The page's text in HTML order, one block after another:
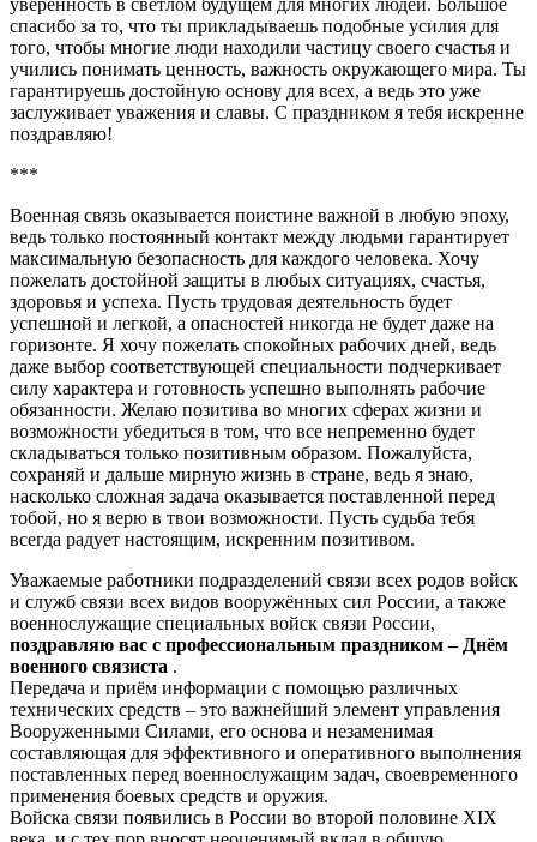
спасибо за то, что ты прикладываешь подобные усилия для
того, чтобы многие люди находили частицу своего счастья и
учились понимать ценность, важность окружающего мира. Ты
гарантируешь достойную основу для всех, а ведь это уже
заслуживает уважения и славы. С праздником я тебя искренне
поздравляю!
***
Военная связь оказывается поистине важной в любую эпоху,
ведь только постоянный контакт между людьми гарантирует
максимальную безопасность для каждого человека. Хочу
пожелать достойной защиты в любых ситуациях, счастья,
здоровья и успеха. Пусть трудовая деятельность будет
успешной и легкой, а опасностей никогда не будет даже на
горизонте. Я хочу пожелать спокойных рабочих дней, ведь
даже выбор соответствующей специальности подчеркивает
силу характера и готовность успешно выполнять рабочие
обязанности. Желаю позитива во многих сферах жизни и
возможности убедиться в том, что все непременно будет
складываться только позитивным образом. Пожалуйста,
сохраняй и дальше мирную жизнь в стране, ведь я знаю,
насколько сложная задача оказывается поставленной перед
тобой, но я верю в твои возможности. Пусть судьба тебя
всегда радует настоящим, искренним позитивом.
Уважаемые работники подразделений связи всех родов войск
и служб связи всех видов вооружённых сил России, а также
военнослужащие специальных войск связи России,
поздравляю вас с профессиональным праздником – Днём
военного связиста .
Передача и приём информации с помощью различных
технических средств – это важнейший элемент управления
Вооруженными Силами, его основа и незаменимая
составляющая для эффективного и оперативного выполнения
поставленных перед военнослужащим задач, своевременного
применения боевых средств и оружия.
Войска связи появились в России во второй половине XIX